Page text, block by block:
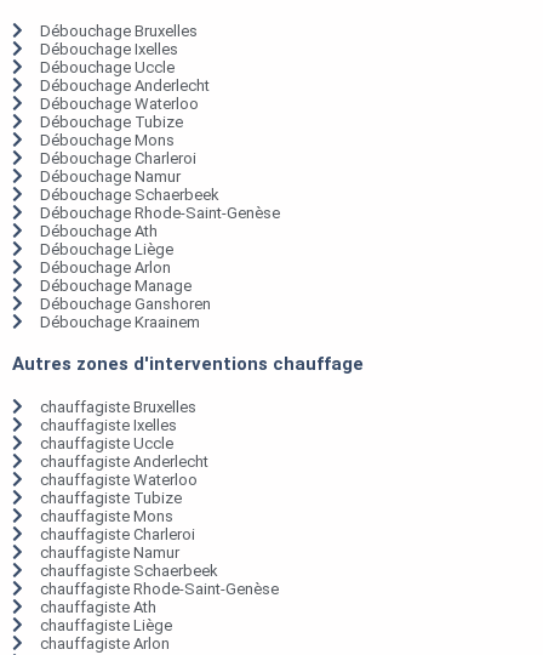
Débouchage Bruxelles
Débouchage Ixelles
Débouchage Uccle
Débouchage Anderlecht
Débouchage Waterloo
Débouchage Tubize
Débouchage Mons
Débouchage Charleroi
Débouchage Namur
Débouchage Schaerbeek
Débouchage Rhode-Saint-Genèse
Débouchage Ath
Débouchage Liège
Débouchage Arlon
Débouchage Manage
Débouchage Ganshoren
Débouchage Kraainem
Autres zones d'interventions chauffage
chauffagiste Bruxelles
chauffagiste Ixelles
chauffagiste Uccle
chauffagiste Anderlecht
chauffagiste Waterloo
chauffagiste Tubize
chauffagiste Mons
chauffagiste Charleroi
chauffagiste Namur
chauffagiste Schaerbeek
chauffagiste Rhode-Saint-Genèse
chauffagiste Ath
chauffagiste Liège
chauffagiste Arlon